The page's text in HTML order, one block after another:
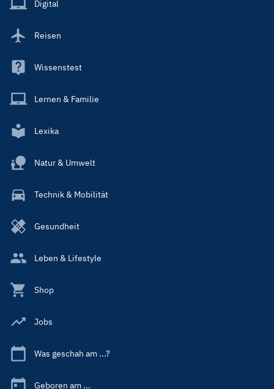
Digital
Reisen
Wissenstest
Lernen & Familie
Lexika
Natur & Umwelt
Technik & Mobilität
Gesundheit
Leben & Lifestyle
Shop
Jobs
Was geschah am ...?
Geboren am ...